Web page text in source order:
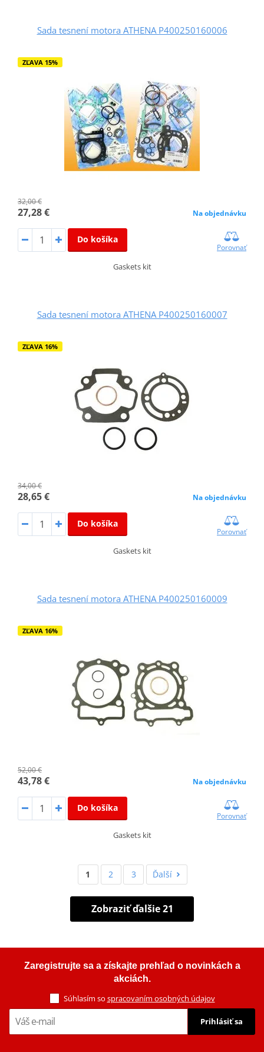
Sada tesnení motora ATHENA P400250160006
ZĽAVA 15%
32,00 €
27,28 € Na objednávku
Do košíka
Porovnať
Gaskets kit
Sada tesnení motora ATHENA P400250160007
ZĽAVA 16%
34,00 €
28,65 € Na objednávku
Do košíka
Porovnať
Gaskets kit
Sada tesnení motora ATHENA P400250160009
ZĽAVA 16%
52,00 €
43,78 € Na objednávku
Do košíka
Porovnať
Gaskets kit
1 2 3 Ďalší
Zobraziť ďalšie 21
Zaregistrujte sa a získajte prehľad o novinkách a
akciách.
Súhlasím so spracovaním osobných údajov
Prihlásiť sa